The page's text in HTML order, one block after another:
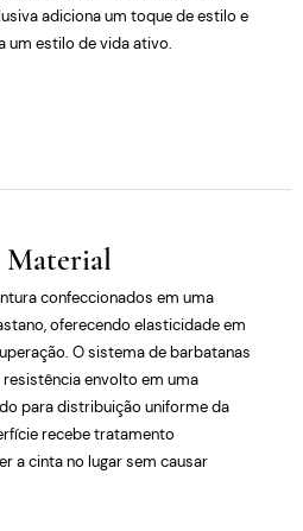
adiciona um toque de estilo e
um estilo de vida ativo.
confeccionados em uma
oferecendo elasticidade em
O sistema de barbatanas
envolto em uma
para distribuição uniforme da
recebe tratamento
a cinta no lugar sem causar